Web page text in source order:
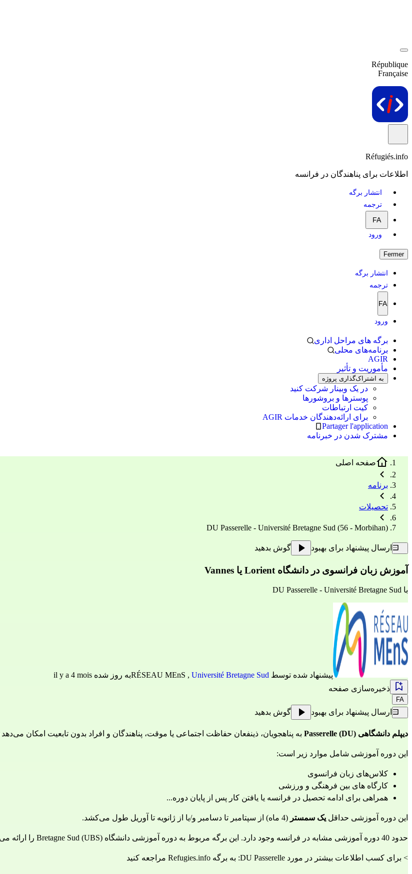
République
Française
Réfugiés.info
اطلاعات برای پناهندگان در فرانسه
انتشار برگه
ترجمه
FA
ورود
Fermer
انتشار برگه
ترجمه
FA
ورود
برگه های مراحل اداری
برنامه‌های محلی
AGIR
مأموریت و تأثیر
به اشتراک‌گذاری پروژه
در یک وبینار شرکت کنید
پوسترها و بروشورها
کیت ارتباطات
برای ارائه‌دهندگان خدمات AGIR
Partager l'application
مشترک شدن در خبرنامه
صفحه اصلی
برنامه
تحصیلات
DU Passerelle - Université Bretagne Sud (56 - Morbihan)
ارسال پیشنهاد برای بهبود گوش بدهید
آموزش زبان فرانسوی در دانشگاه Lorient یا Vannes
با DU Passerelle - Université Bretagne Sud
پیشنهاد شده توسط RÉSEAU MEnS , Université Bretagne Sud
به روز شده il y a 4 mois
ذخیره‌سازی صفحه
FA
ارسال پیشنهاد برای بهبود گوش بدهید
دیپلم دانشگاهی (DU) Passerelle به پناهجویان، ذینفعان حفاظت اجتماعی یا موقت، پناهندگان و افراد بدون تابعیت امکان می‌دهد
این دوره آموزشی شامل موارد زیر است:
کلاس‌های زبان فرانسوی
کارگاه های بین فرهنگی و ورزشی
همراهی برای ادامه تحصیل در فرانسه یا یافتن کار پس از پایان دوره...
این دوره آموزشی حداقل یک سمستر (4 ماه) از سپتامبر تا دسامبر و/یا از ژانویه تا آوریل طول می‌کشد.
حدود 40 دوره آموزشی مشابه در فرانسه وجود دارد. این برگه مربوط به دوره آموزشی دانشگاه Bretagne Sud (UBS) را ارائه می دهد.
> برای کسب اطلاعات بیشتر در مورد DU Passerelle: به برگه Refugies.info مراجعه کنید